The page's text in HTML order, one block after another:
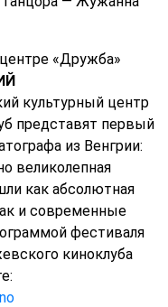
«Дружба»
культурный центр
представят первый
из Венгрии:
великолепная
как абсолютная
и современные
фестиваля
киноклуба